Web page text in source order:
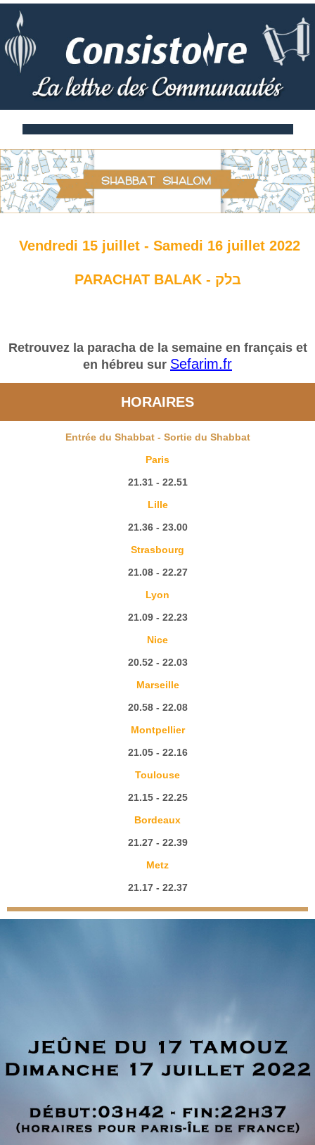
Vendredi 15 juillet - Samedi 16 juillet 2022
PARACHAT BALAK - בלק
Retrouvez la paracha de la semaine en français et
en hébreu sur Sefarim.fr
HORAIRES
Entrée du Shabbat - Sortie du Shabbat
Paris
21.31 - 22.51
Lille
21.36 - 23.00
Strasbourg
21.08 - 22.27
Lyon
21.09 - 22.23
Nice
20.52 - 22.03
Marseille
20.58 - 22.08
Montpellier
21.05 - 22.16
Toulouse
21.15 - 22.25
Bordeaux
21.27 - 22.39
Metz
21.17 - 22.37